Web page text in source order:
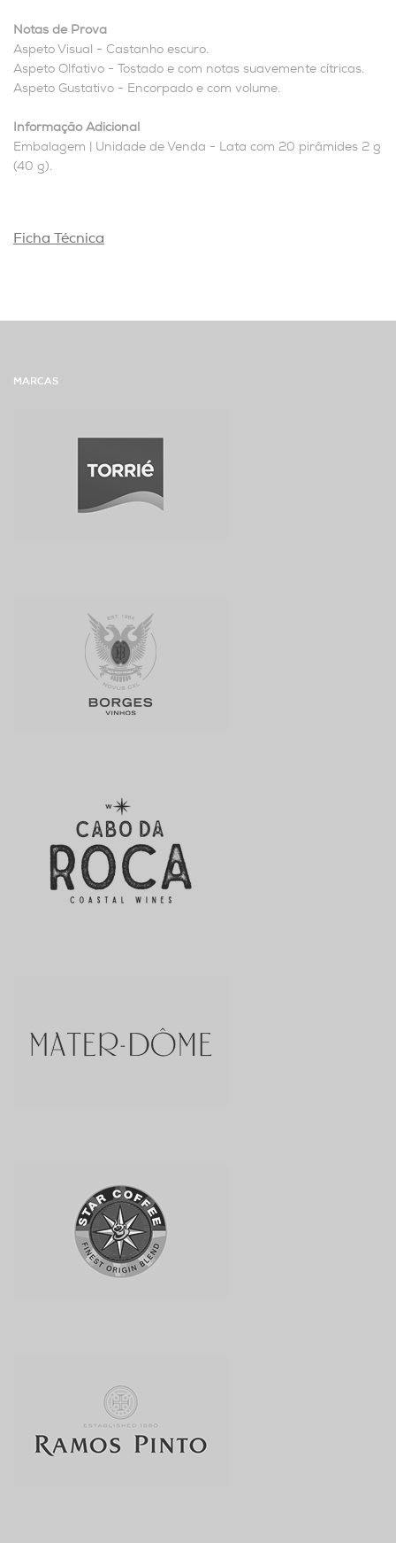
Notas de Prova
Aspeto Visual - Castanho escuro.
Aspeto Olfativo - Tostado e com notas suavemente cítricas.
Aspeto Gustativo - Encorpado e com volume.
Informação Adicional
Embalagem | Unidade de Venda - Lata com 20 pirâmides 2 g
(40 g).
Ficha Técnica
MARCAS